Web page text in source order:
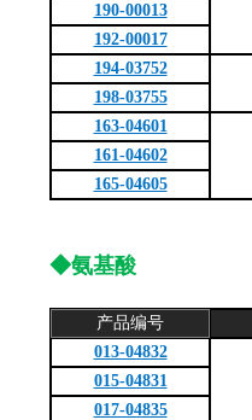
190-00013
192-00017
194-03752
198-03755
163-04601
161-04602
165-04605
◆氨基酸
产品编号
013-04832
015-04831
017-04835